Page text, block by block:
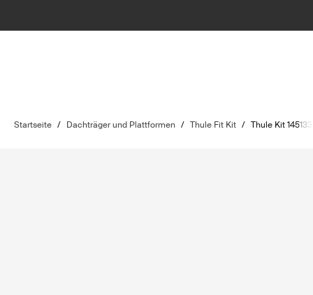
Startseite / Dachträger und Plattformen / Thule Fit Kit / Thule Kit 145133